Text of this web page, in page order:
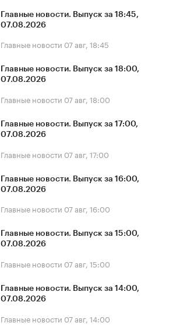
Главные новости. Выпуск за 18:45,
07.08.2026
Главные новости 07 авг, 18:45
Главные новости. Выпуск за 18:00,
07.08.2026
Главные новости 07 авг, 18:00
Главные новости. Выпуск за 17:00,
07.08.2026
Главные новости 07 авг, 17:00
Главные новости. Выпуск за 16:00,
07.08.2026
Главные новости 07 авг, 16:00
Главные новости. Выпуск за 15:00,
07.08.2026
Главные новости 07 авг, 15:00
Главные новости. Выпуск за 14:00,
07.08.2026
Главные новости 07 авг, 14:00